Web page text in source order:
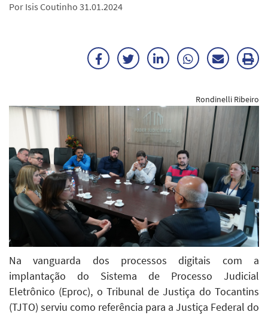
Por Isis Coutinho 31.01.2024
FacebookTwitterLinkedInWhatsApp
Enviar
E-
Rondinelli Ribeiro
Na vanguarda dos processos digitais com a
implantação do Sistema de Processo Judicial
Eletrônico (Eproc), o Tribunal de Justiça do Tocantins
(TJTO) serviu como referência para a Justiça Federal do